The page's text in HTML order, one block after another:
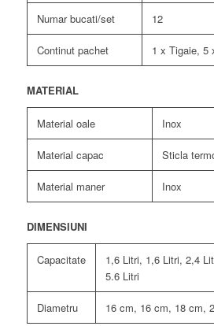
Numar bucati/set 12
Continut pachet 1 x Tigaie, 5
MATERIAL
Material oale Inox
Material capac Sticla
Material maner Inox
DIMENSIUNI
Capacitate
1,6 Litri, 1,6 Litri, 2,4
5.6 Litri
Diametru 16 cm, 16 cm, 18 cm,